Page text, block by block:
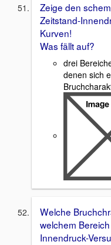
Zeige den
Zeitstand-
Kurven!
Was fällt auf?
drei
denen sich
Welche
welchem
Innendruck-